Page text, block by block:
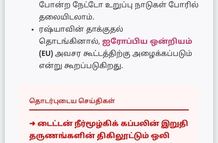
போன்ற நேட்டோ உறுப்பு நாடுகள் போரில்
தலையிடலாம்.
ரஷ்யாவின் தாக்குதல்
தொடங்கினால், ஐரோப்பிய ஒன்றியம்
(EU) அவசர கூட்டத்திற்கு அழைக்கப்படும்
என்று கூறப்படுகிறது.
தொடர்புடைய செய்திகள்
➜ டைட்டன் நீர்மூழ்கிக் கப்பலின் இறுதி
தருணங்களின் திகிலூட்டும் ஒலி